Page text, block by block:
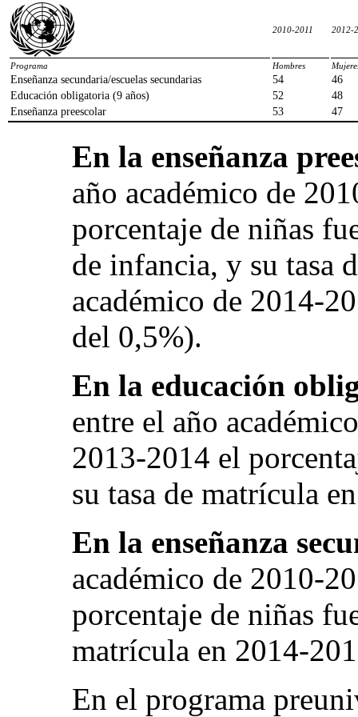
2010-2011 2012-
Programa Hombres
Enseñanza secundaria/escuelas secundarias 54
46
Educación obligatoria (9 años)
52
48
Enseñanza preescolar
53 47
En la enseñanza
año académico de
porcentaje de niñas
de infancia, y su tasa
académico de 2014-
del 0,5%).
En la educación
entre el año
2013-2014 el
su tasa de matrícula
En la enseñanza
académico de 2010-
porcentaje de niñas
matrícula en 2014-
En el programa